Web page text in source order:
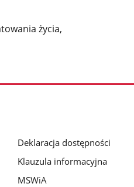
życia,
Deklaracja dostępności
Klauzula informacyjna
MSWiA